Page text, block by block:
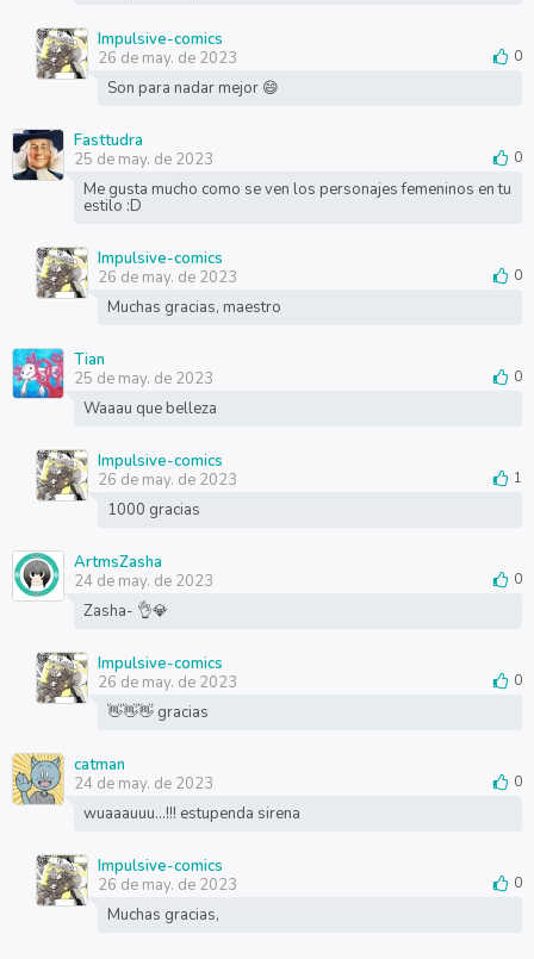
Impulsive-comics
26 de may. de 2023
0
Son para nadar mejor 😄
Fasttudra
25 de may. de 2023
0
Me gusta mucho como se ven los personajes femeninos en tu
estilo :D
Impulsive-comics
26 de may. de 2023
0
Muchas gracias, maestro
Tian
25 de may. de 2023
0
Waaau que belleza
Impulsive-comics
26 de may. de 2023
1
1000 gracias
ArtmsZasha
24 de may. de 2023
0
Zasha- 👌💎
Impulsive-comics
26 de may. de 2023
0
👋👋👋 gracias
catman
24 de may. de 2023
0
wuaaauuu...!!! estupenda sirena
Impulsive-comics
26 de may. de 2023
0
Muchas gracias,